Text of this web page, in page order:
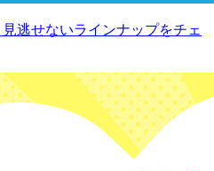
逃せないラインナップをチェ